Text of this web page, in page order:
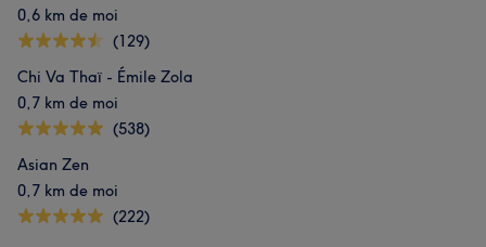
0,6 km de moi
(129)
Chi Va Thaï - Émile Zola
0,7 km de moi
(538)
Asian Zen
0,7 km de moi
(222)